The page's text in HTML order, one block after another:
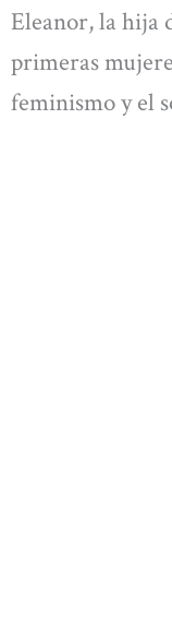
Eleanor, la hija
primeras
feminismo y el